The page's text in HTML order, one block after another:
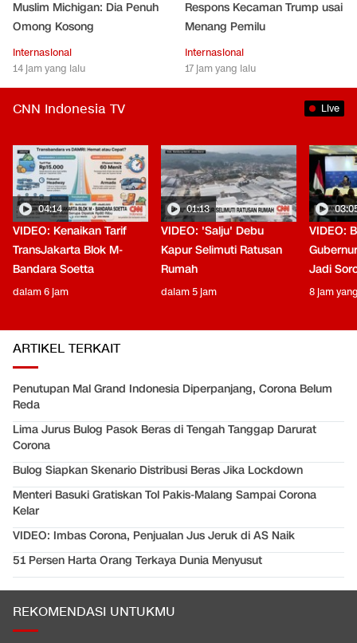
Muslim Michigan: Dia Penuh
Omong Kosong
Internasional
14 jam yang lalu
Respons Kecaman Trump usai
Menang Pemilu
Internasional
17 jam yang lalu
CNN Indonesia TV Live
04:14
VIDEO: Kenaikan Tarif
TransJakarta Blok M-
Bandara Soetta
dalam 6 jam
01:13
VIDEO: 'Salju' Debu
Kapur Selimuti Ratusan
Rumah
dalam 5 jam
VIDEO:
Jadi
8 jam
ARTIKEL TERKAIT
Penutupan Mal Grand Indonesia Diperpanjang, Corona Belum
Reda
Lima Jurus Bulog Pasok Beras di Tengah Tanggap Darurat
Corona
Bulog Siapkan Skenario Distribusi Beras Jika Lockdown
Menteri Basuki Gratiskan Tol Pakis-Malang Sampai Corona
Kelar
VIDEO: Imbas Corona, Penjualan Jus Jeruk di AS Naik
51 Persen Harta Orang Terkaya Dunia Menyusut
REKOMENDASI UNTUKMU